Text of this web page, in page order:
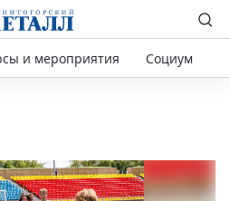
и мероприятия Социум